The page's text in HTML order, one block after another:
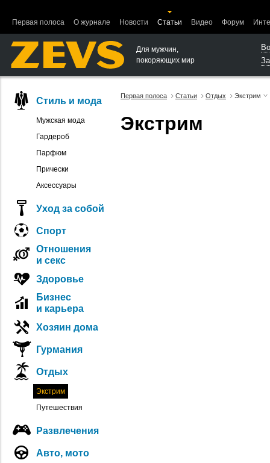
Первая полоса
О журнале Новости Статьи Видео Форум
Для мужчин,
покоряющих мир
Стиль и мода
Мужская мода
Гардероб
Парфюм
Прически
Аксессуары
Уход за собой
Спорт
Отношения
и секс
Здоровье
Бизнес
и карьера
Хозяин дома
Гурмания
Отдых
Экстрим
Путешествия
Развлечения
Авто, мото
Первая полоса Статьи Отдых Экстрим
Экстрим